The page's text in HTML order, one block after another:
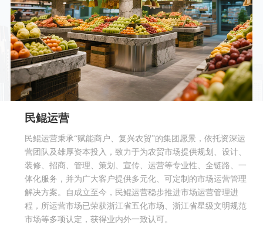
民鲲运营
民鲲运营秉承“赋能商户、复兴农贸”的集团愿景，依托资深运
营团队及雄厚资本投入，致力于为农贸市场提供规划、设计、
装修、招商、管理、策划、宣传、运营等专业性、全链路、一
体化服务，并为广大客户提供多元化、可定制的市场运营管理
解决方案。自成立至今，民鲲运营稳步推进市场运营管理进
程，所运营市场已荣获浙江省五化市场、浙江省星级文明规范
市场等多项认定，获得业内外一致认可。